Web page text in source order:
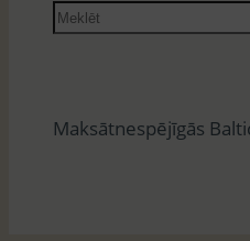
M
e
ē
Maksātnespējīgās